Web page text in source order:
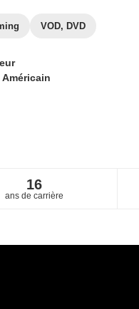
VOD, DVD
Américain
16
ans de carrière